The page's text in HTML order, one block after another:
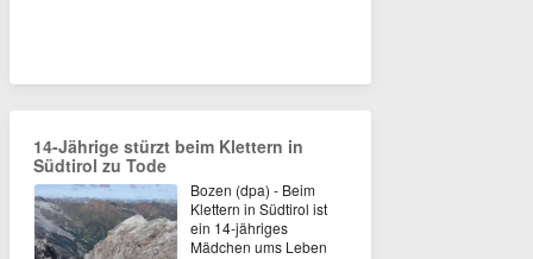
14-Jährige stürzt beim Klettern in
Südtirol zu Tode
Bozen (dpa) - Beim
Klettern in Südtirol ist
ein 14-jähriges
Mädchen ums Leben